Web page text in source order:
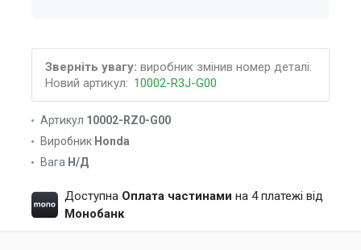
Зверніть увагу: виробник змінив номер деталі.
Новий артикул: 10002-R3J-G00
Артикул 10002-RZ0-G00
Виробник Honda
Вага Н/Д
Доступна Оплата частинами на 4 платежі від
Монобанк